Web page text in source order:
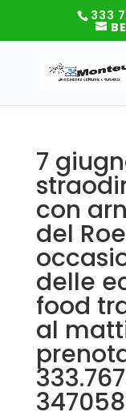
333
7
con
del
delle
food
al